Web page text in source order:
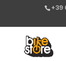
+39